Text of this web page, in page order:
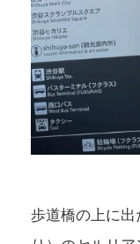
歩道橋の上に